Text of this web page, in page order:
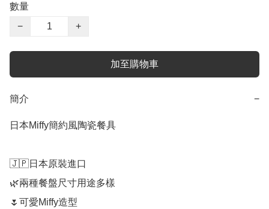
數量
−
+
加至購物車
簡介 −
日本Miffy簡約風陶瓷餐具
🇯🇵日本原裝進口
🌿兩種餐盤尺寸用途多樣
🌷可愛Miffy造型